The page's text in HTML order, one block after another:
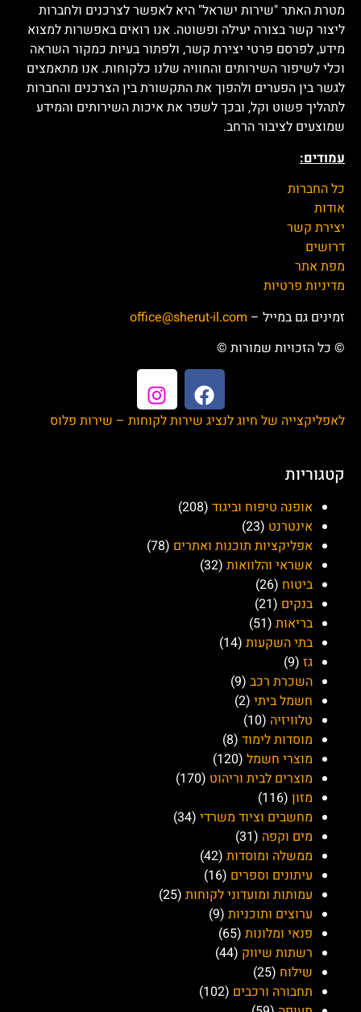
מטרת האתר "שירות ישראל" היא לאפשר לצרכנים ולחברות
ליצור קשר בצורה יעילה ופשוטה. אנו רואים באפשרות למצוא
מידע, לפרסם פרטי יצירת קשר, ולפתור בעיות כמקור השראה
וכלי לשיפור השירותים והחוויה שלנו כלקוחות. אנו מתאמצים
לגשר בין הפערים ולהפוך את התקשורת בין הצרכנים והחברות
לתהליך פשוט וקל, ובכך לשפר את איכות השירותים והמידע
שמוצעים לציבור הרחב.
עמודים:
כל החברות
אודות
יצירת קשר
דרושים
מפת אתר
מדיניות פרטיות
זמינים גם במייל – office@sherut-il.com
© כל הזכויות שמורות ©
לאפליקצייה של חיוג לנציג שירות לקוחות – שירות פלוס
קטגוריות
אופנה טיפוח וביגוד (208)
אינטרנט (23)
אפליקציות תוכנות ואתרים (78)
אשראי והלוואות (32)
ביטוח (26)
בנקים (21)
בריאות (51)
בתי השקעות (14)
גז (9)
השכרת רכב (9)
חשמל ביתי (2)
טלוויזיה (10)
מוסדות לימוד (8)
מוצרי חשמל (120)
מוצרים לבית וריהוט (170)
מזון (116)
מחשבים וציוד משרדי (34)
מים וקפה (31)
ממשלה ומוסדות (42)
עיתונים וספרים (16)
עמותות ומועדוני לקוחות (25)
ערוצים ותוכניות (9)
פנאי ומלונות (65)
רשתות שיווק (44)
שילוח (25)
תחבורה ורכבים (102)